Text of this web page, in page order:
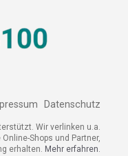
Datenschutz
Wir verlinken u.a.
Shops und Partner,
erhalten. Mehr erfahren.